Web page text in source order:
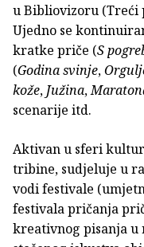
u Bibliovizoru (Treći
Ujedno se
kratke priče (S
(Godina svinje,
kože, Južina,
scenarije itd.
Aktivan u sferi
tribine, sudjeluje u
vodi festivale
festivala pričanja
kreativnog pisanja